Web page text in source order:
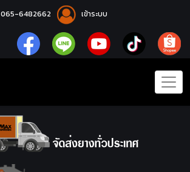
065-6482662 เข้าระบบ